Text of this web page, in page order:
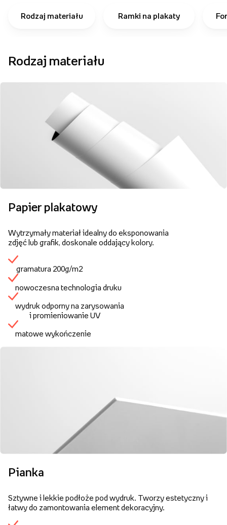
Rodzaj materiału Ramki na plakaty
Rodzaj materiału
Papier plakatowy
Wytrzymały materiał idealny do eksponowania
zdjęć lub grafik, doskonale oddający kolory.
gramatura 200g/m2
nowoczesna technologia druku
wydruk odporny na zarysowania
i promieniowanie UV
matowe wykończenie
Pianka
Sztywne i lekkie podłoże pod wydruk. Tworzy estetyczny i
łatwy do zamontowania element dekoracyjny.